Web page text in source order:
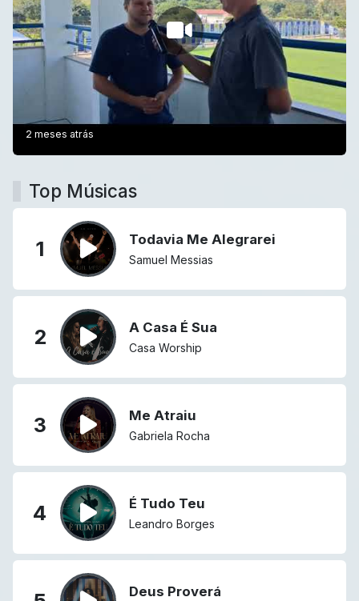
2 meses atrás
Top Músicas
1 Todavia Me Alegrarei
Samuel Messias
2 A Casa É Sua
Casa Worship
3 Me Atraiu
Gabriela Rocha
4 É Tudo Teu
Leandro Borges
Deus Proverá